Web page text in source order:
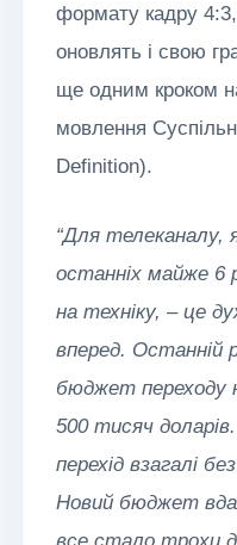
формату кадру
оновлять і свою
ще одним кроком
мовлення
Definition).
“Для телеканалу,
останніх майже 6
на техніку, – це
вперед. Останній
бюджет переходу
500 тисяч
перехід взагалі
Новий бюджет